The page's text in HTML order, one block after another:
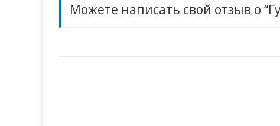
Можете написать свой отзыв о